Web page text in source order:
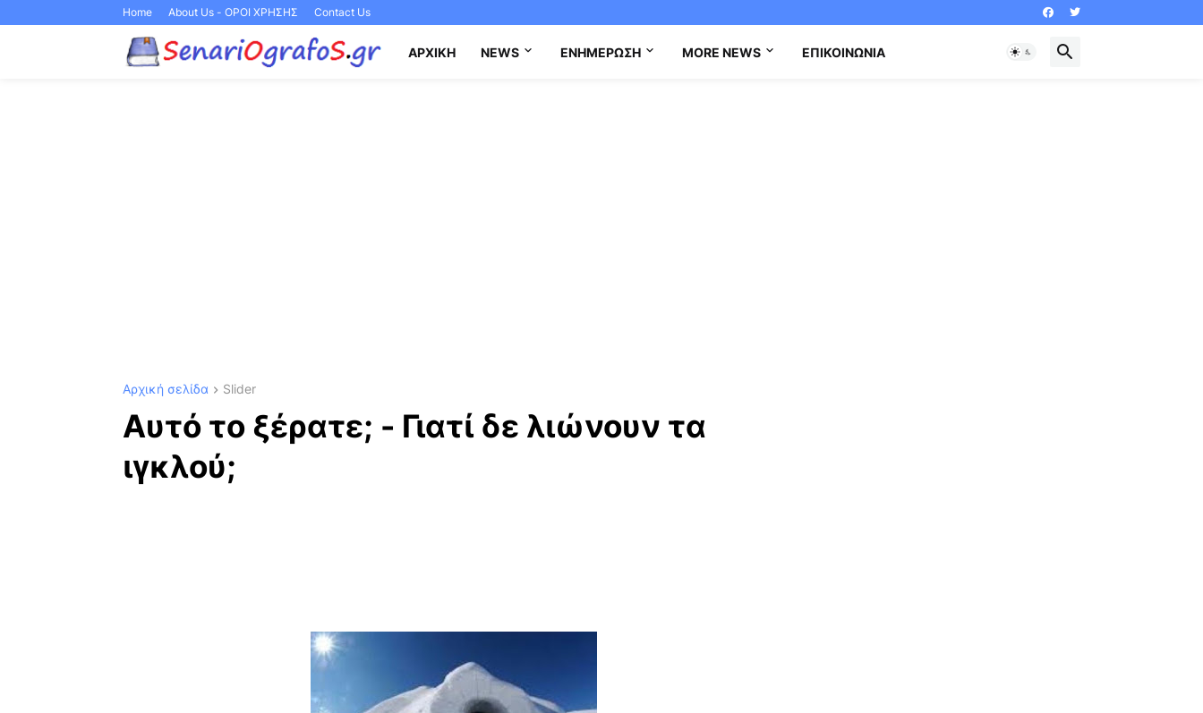
Home About Us - ΟΡΟΙ ΧΡΗΣΗΣ Contact Us
ΑΡΧΙΚΉ NEWS ΕΝΗΜΈΡΩΣΗ MORE NEWS ΕΠΙΚΟΙΝΩΝΊΑ
Αρχική σελίδα Slider
Αυτό το ξέρατε; - Γιατί δε λιώνουν τα
ιγκλού;